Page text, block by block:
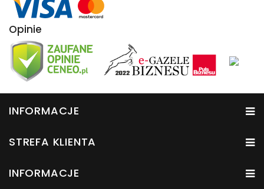
Opinie
INFORMACJE
STREFA KLIENTA
INFORMACJE